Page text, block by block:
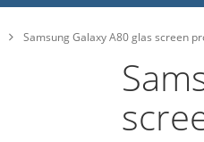
Samsung Galaxy A80 glas screen